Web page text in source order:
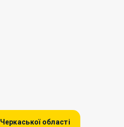
Черкаської області